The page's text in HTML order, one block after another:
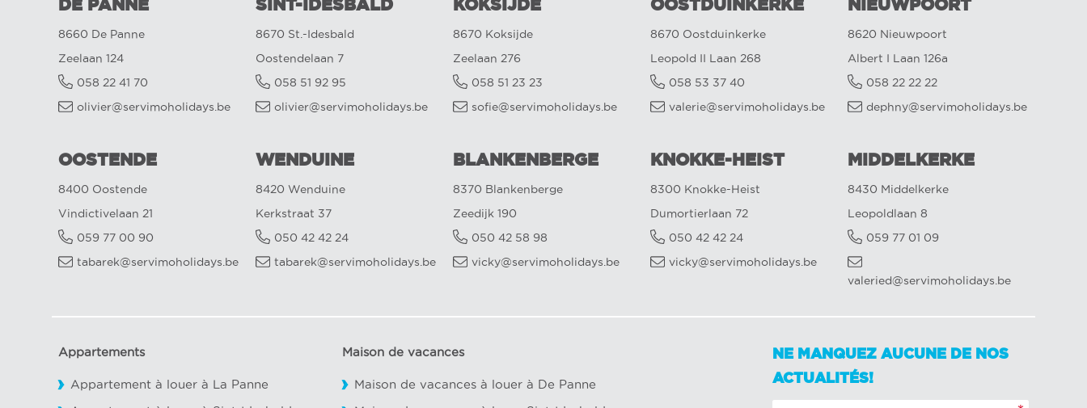
DE PANNE
8660 De Panne
Zeelaan 124
058 22 41 70
olivier@servimoholidays.be
SINT-IDESBALD
8670 St.-Idesbald
Oostendelaan 7
058 51 92 95
olivier@servimoholidays.be
KOKSIJDE
8670 Koksijde
Zeelaan 276
058 51 23 23
sofie@servimoholidays.be
OOSTDUINKERKE
8670 Oostduinkerke
Leopold II Laan 268
058 53 37 40
valerie@servimoholidays.be
NIEUWPOORT
8620 Nieuwpoort
Albert I Laan 126a
058 22 22 22
dephny@servimoholidays.be
OOSTENDE
8400 Oostende
Vindictivelaan 21
059 77 00 90
tabarek@servimoholidays.be
WENDUINE
8420 Wenduine
Kerkstraat 37
050 42 42 24
tabarek@servimoholidays.be
BLANKENBERGE
8370 Blankenberge
Zeedijk 190
050 42 58 98
vicky@servimoholidays.be
KNOKKE-HEIST
8300 Knokke-Heist
Dumortierlaan 72
050 42 42 24
vicky@servimoholidays.be
MIDDELKERKE
8430 Middelkerke
Leopoldlaan 8
059 77 01 09
valeried@servimoholidays.be
Appartements
Appartement à louer à La Panne
Maison de vacances
Maison de vacances à louer à De Panne
NE MANQUEZ AUCUNE DE NOS
ACTUALITÉS!